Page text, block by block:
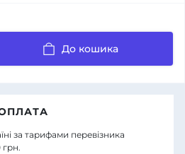
До кошика
за тарифами перевізника